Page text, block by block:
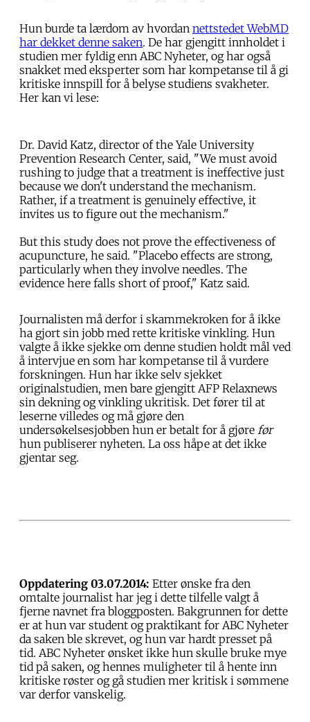
Hun burde ta lærdom av hvordan nettstedet WebMD
har dekket denne saken. De har gjengitt innholdet i
studien mer fyldig enn ABC Nyheter, og har også
snakket med eksperter som har kompetanse til å gi
kritiske innspill for å belyse studiens svakheter.
Her kan vi lese:
Dr. David Katz, director of the Yale University
Prevention Research Center, said, "We must avoid
rushing to judge that a treatment is ineffective just
because we don't understand the mechanism.
Rather, if a treatment is genuinely effective, it
invites us to figure out the mechanism."
But this study does not prove the effectiveness of
acupuncture, he said. "Placebo effects are strong,
particularly when they involve needles. The
evidence here falls short of proof," Katz said.
Journalisten må derfor i skammekroken for å ikke
ha gjort sin jobb med rette kritiske vinkling. Hun
valgte å ikke sjekke om denne studien holdt mål ved
å intervjue en som har kompetanse til å vurdere
forskningen. Hun har ikke selv sjekket
originalstudien, men bare gjengitt AFP Relaxnews
sin dekning og vinkling ukritisk. Det fører til at
leserne villedes og må gjøre den
undersøkelsesjobben hun er betalt for å gjøre før
hun publiserer nyheten. La oss håpe at det ikke
gjentar seg.
Oppdatering 03.07.2014: Etter ønske fra den
omtalte journalist har jeg i dette tilfelle valgt å
fjerne navnet fra bloggposten. Bakgrunnen for dette
er at hun var student og praktikant for ABC Nyheter
da saken ble skrevet, og hun var hardt presset på
tid. ABC Nyheter ønsket ikke hun skulle bruke mye
tid på saken, og hennes muligheter til å hente inn
kritiske røster og gå studien mer kritisk i sømmene
var derfor vanskelig.